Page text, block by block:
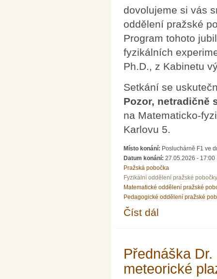
dovolujeme si vás
oddělení pražské
Program tohoto
fyzikálních
Ph.D., z Kabinetu
Setkání se
Pozor, netradičně
na Matematicko-
Karlovu 5.
Místo konání: Posluchárně F1 ve
Datum konání: 27.05.2026 - 17:00
Pražská pobočka
Fyzikální oddělení pražské pobočky
Matematické oddělení pražské
Pedagogické oddělení pražské
Číst dál
Přednáška
meteorické